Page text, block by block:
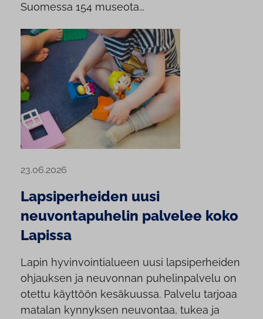
Suomessa 154 museota...
23.06.2026
Lapsiperheiden uusi
neuvontapuhelin palvelee koko
Lapissa
Lapin hyvinvointialueen uusi lapsiperheiden
ohjauksen ja neuvonnan puhelinpalvelu on
otettu käyttöön kesäkuussa. Palvelu tarjoaa
matalan kynnyksen neuvontaa, tukea ja